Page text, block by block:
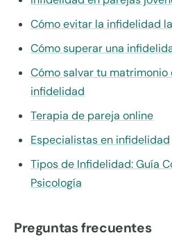
Cómo evitar la infidelidad
Cómo superar una
Cómo salvar tu matrimonio
infidelidad
Terapia de pareja online
Especialistas en infidelidad
Tipos de Infidelidad: Guía
Psicología
Preguntas frecuentes